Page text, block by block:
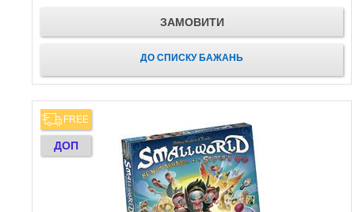
ЗАМОВИТИ
ДО СПИСКУ БАЖАНЬ
FREE
ДОП